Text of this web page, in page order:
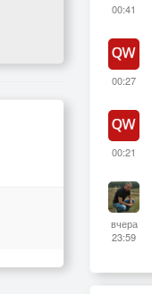
00:41
00:27
00:21
вчера
23:59